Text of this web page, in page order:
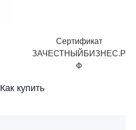
Сертификат
ЗАЧЕСТНЫЙБИЗНЕС.Р
Ф
Как купить